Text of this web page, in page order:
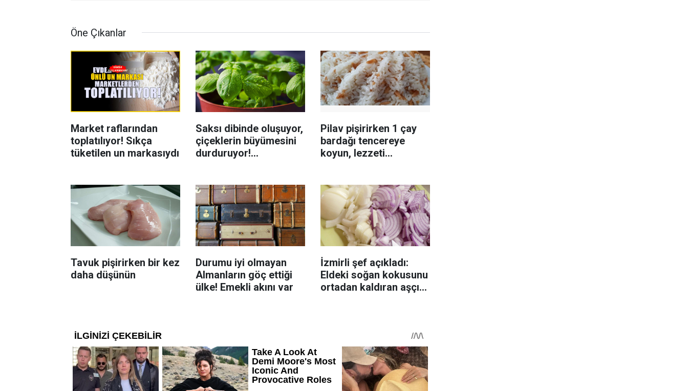
Öne Çıkanlar
Market raflarından
toplatılıyor! Sıkça
tüketilen un markasıydı
Saksı dibinde oluşuyor,
çiçeklerin büyümesini
durduruyor!
Pilav pişirirken 1 çay
bardağı tencereye
koyun, lezzeti
Tavuk pişirirken bir kez
daha düşünün
Durumu iyi olmayan
Almanların göç ettiği
ülke! Emekli akını var
İzmirli şef açıkladı:
Eldeki soğan kokusunu
ortadan kaldıran aşçı